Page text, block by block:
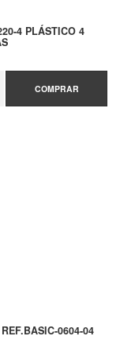
4 PLÁSTICO 4
COMPRAR
0604-04